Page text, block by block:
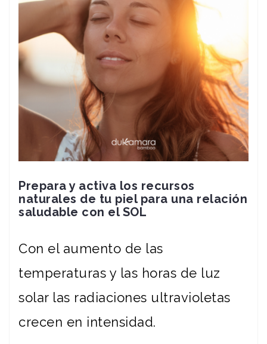
Prepara y activa los recursos
naturales de tu piel para una relación
saludable con el SOL
Con el aumento de las
temperaturas y las horas de luz
solar las radiaciones ultravioletas
crecen en intensidad.